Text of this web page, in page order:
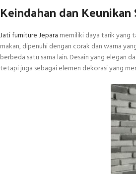
Keindahan dan
Jati furniture Jepara memiliki daya tarik yang
makan, dipenuhi dengan corak dan warna
berbeda satu sama lain. Desain yang elegan
tetapi juga sebagai elemen dekorasi yang